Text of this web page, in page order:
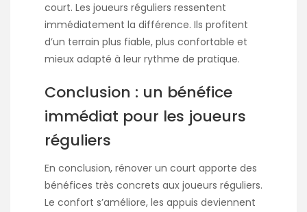
court. Les joueurs réguliers ressentent
immédiatement la différence. Ils profitent
d’un terrain plus fiable, plus confortable et
mieux adapté à leur rythme de pratique.
Conclusion : un bénéfice
immédiat pour les joueurs
réguliers
En conclusion, rénover un court apporte des
bénéfices très concrets aux joueurs réguliers.
Le confort s’améliore, les appuis deviennent